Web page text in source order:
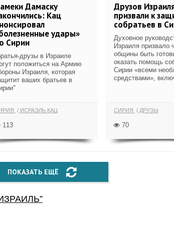
Дамаску
Кац
удары»
Сирии
друзы в Израиле
положиться на Армию
Израиля, которая
ваших братьев в
ИСРАЭЛЬ КАЦ
113
Друзов
призвали к
собратьев в
Духовное
Израиля призвало
общины быть
оказать помощь
Сирии «всеми
средствами»,
СИРИЯ ДРУЗЫ
70
ПОКАЗАТЬ ЕЩЁ
”